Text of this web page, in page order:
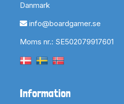
Danmark
info@boardgamer.se
Moms nr.: SE502079917601
Information